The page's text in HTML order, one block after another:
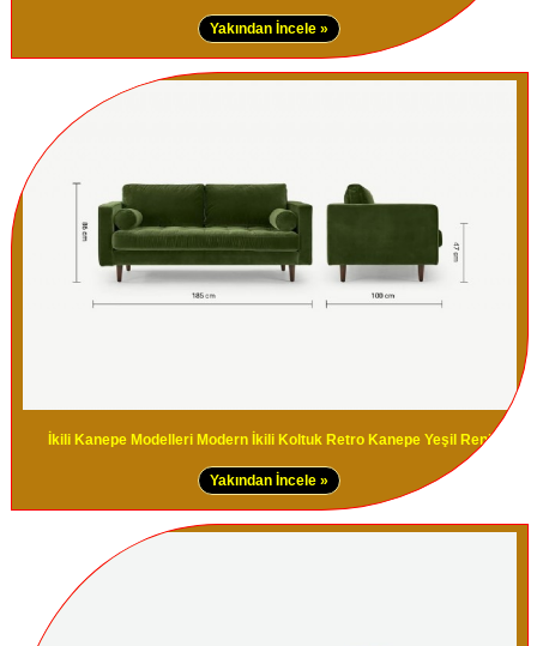
Yakından İncele »
İkili Kanepe Modelleri Modern İkili Koltuk Retro Kanepe Yeşil Renk
Yakından İncele »